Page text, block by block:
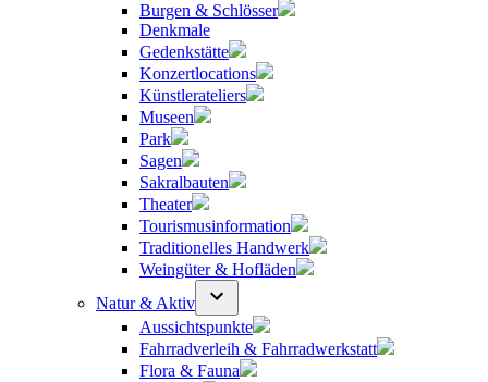
Burgen & Schlösser
Denkmale
Gedenkstätte
Konzertlocations
Künstlerateliers
Museen
Park
Sagen
Sakralbauten
Theater
Tourismusinformation
Traditionelles Handwerk
Weingüter & Hofläden
Natur & Aktiv
Aussichtspunkte
Fahrradverleih & Fahrradwerkstatt
Flora & Fauna